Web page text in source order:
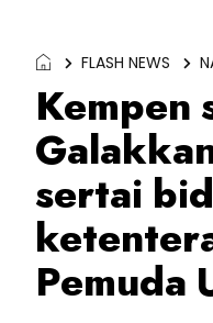
FLASH NEWS
Kempen
sertai
Pemuda